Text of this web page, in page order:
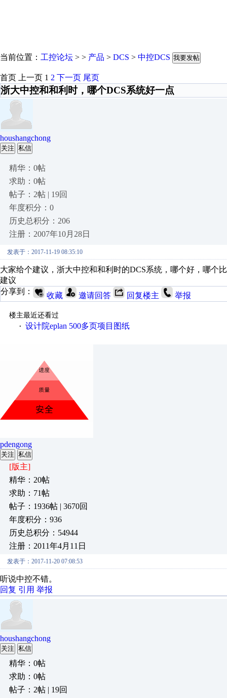
当前位置： 工控论坛 > > 产品 > DCS > 中控DCS 我要发帖
首页 上一页 1 2 下一页 尾页
浙大中控和和利时，哪个DCS系统好一点
houshangchong
关注 私信
精华：0帖
求助：0帖
帖子：2帖 | 19回
年度积分：0
历史总积分：206
注册：2007年10月28日
发表于：2017-11-19 08:35:10
大家给个建议，浙大中控和和利时的DCS系统，哪个好，哪个
建议
分享到：
收藏 邀请回答 回复楼主 举报
楼主最近还看过
· 设计院eplan 500多页项目图纸
pdengong
关注 私信
[版主]
精华：20帖
求助：71帖
帖子：1936帖 | 3670回
年度积分：936
历史总积分：54944
注册：2011年4月11日
发表于：2017-11-20 07:08:53
听说中控不错。
回复 引用 举报
houshangchong
关注 私信
精华：0帖
求助：0帖
帖子：2帖 | 19回